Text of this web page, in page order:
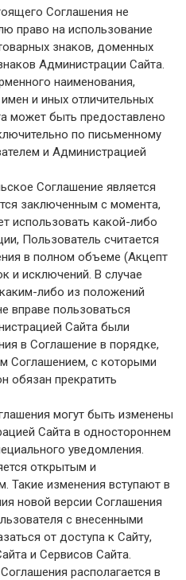
Соглашения не
право на использование
знаков, доменных
Администрации Сайта.
наименования,
и иных отличительных
может быть предоставлено
по письменному
и Администрацией
Соглашение является
заключенным с момента,
использовать какой-либо
Пользователь считается
в полном объеме (Акцепт
и исключений. В случае
либо из положений
вправе пользоваться
Сайта были
в Соглашение в порядке,
Соглашением, с которыми
обязан прекратить
могут быть изменены
Сайта в одностороннем
уведомления.
открытым и
изменения вступают в
новой версии Соглашения
с внесенными
от доступа к Сайту,
и Сервисов Сайта.
располагается в